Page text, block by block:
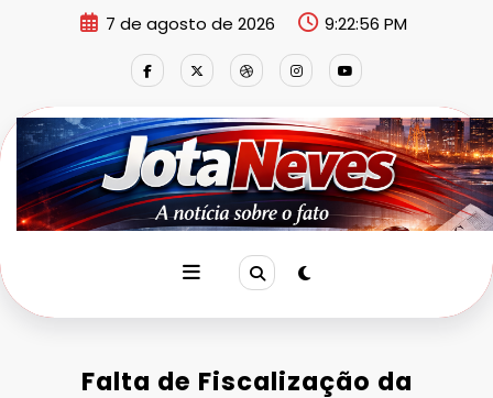
7 de agosto de 2026 9:22:56 PM
Falta de Fiscalização da